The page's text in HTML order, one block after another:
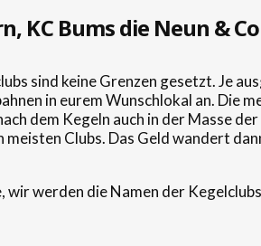
KC Bums die Neun & Co
sind keine Grenzen gesetzt. Je
in eurem Wunschlokal an. Die
dem Kegeln auch in der Masse
Clubs. Das Geld wandert
werden die Namen der